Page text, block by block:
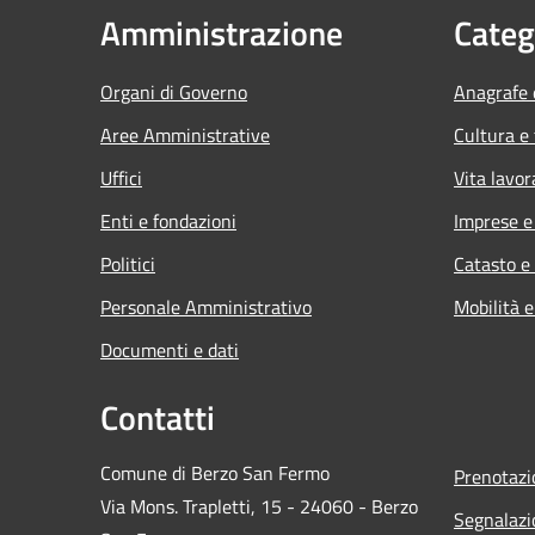
Amministrazione
Organi di Governo
Aree Amministrative
Uffici
Enti e fondazioni
Politici
Personale Amministrativo
Documenti e dati
Cultura
Vita
Imprese
Catasto
Mobilità
Contatti
Comune di Berzo San Fermo
Via Mons. Trapletti, 15 - 24060 - Berzo